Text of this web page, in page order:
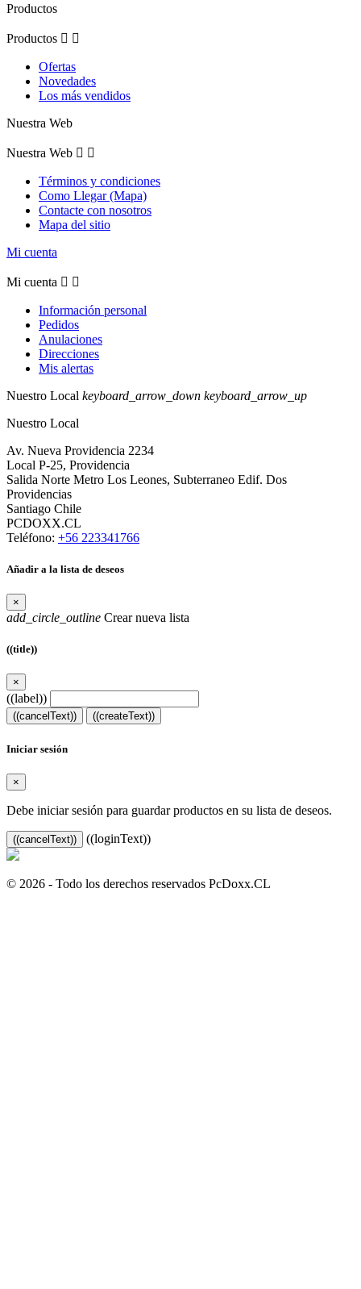
Productos
Productos  
Ofertas
Novedades
Los más vendidos
Nuestra Web
Nuestra Web  
Términos y condiciones
Como Llegar (Mapa)
Contacte con nosotros
Mapa del sitio
Mi cuenta
Mi cuenta  
Información personal
Pedidos
Anulaciones
Direcciones
Mis alertas
Nuestro Local keyboard_arrow_down keyboard_arrow_up
Nuestro Local
Av. Nueva Providencia 2234
Local P-25, Providencia
Salida Norte Metro Los Leones, Subterraneo Edif. Dos
Providencias
Santiago Chile
PCDOXX.CL
Teléfono: +56 223341766
Añadir a la lista de deseos
×
add_circle_outline Crear nueva lista
((title))
×
((label))
((cancelText)) ((createText))
Iniciar sesión
×
Debe iniciar sesión para guardar productos en su lista de deseos.
((cancelText)) ((loginText))
© 2026 - Todo los derechos reservados PcDoxx.CL